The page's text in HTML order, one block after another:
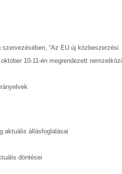
“Az EU új közbeszerzési
10-11-én megrendezett nemzetközi
aktuális állásfoglalásai
döntései